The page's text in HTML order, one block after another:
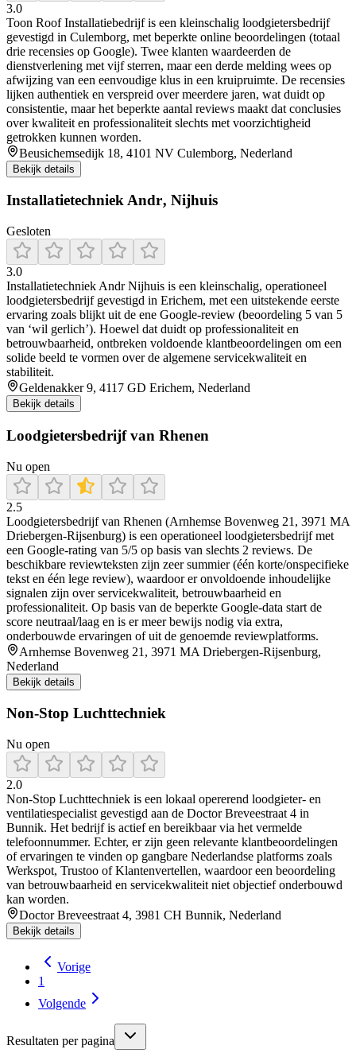
3.0
Toon Roof Installatiebedrijf is een kleinschalig loodgietersbedrijf
gevestigd in Culemborg, met beperkte online beoordelingen (totaal
drie recensies op Google). Twee klanten waardeerden de
dienstverlening met vijf sterren, maar een derde melding wees op
afwijzing van een eenvoudige klus in een kruipruimte. De recensies
lijken authentiek en verspreid over meerdere jaren, wat duidt op
consistentie, maar het beperkte aantal reviews maakt dat conclusies
over kwaliteit en professionaliteit slechts met voorzichtigheid
getrokken kunnen worden.
Beusichemsedijk 18, 4101 NV Culemborg, Nederland
Bekijk details
Installatietechniek Andr‚ Nijhuis
Gesloten
3.0
Installatietechniek Andr Nijhuis is een kleinschalig, operationeel
loodgietersbedrijf gevestigd in Erichem, met een uitstekende eerste
ervaring zoals blijkt uit de ene Google-review (beoordeling 5 van 5
van ‘wil gerlich’). Hoewel dat duidt op professionaliteit en
betrouwbaarheid, ontbreken voldoende klantbeoordelingen om een
solide beeld te vormen over de algemene servicekwaliteit en
stabiliteit.
Geldenakker 9, 4117 GD Erichem, Nederland
Bekijk details
Loodgietersbedrijf van Rhenen
Nu open
2.5
Loodgietersbedrijf van Rhenen (Arnhemse Bovenweg 21, 3971 MA
Driebergen-Rijsenburg) is een operationeel loodgietersbedrijf met
een Google-rating van 5/5 op basis van slechts 2 reviews. De
beschikbare reviewteksten zijn zeer summier (één korte/onspecifieke
tekst en één lege review), waardoor er onvoldoende inhoudelijke
signalen zijn over servicekwaliteit, betrouwbaarheid en
professionaliteit. Op basis van de beperkte Google-data start de
score neutraal/laag en is er meer bewijs nodig via extra,
onderbouwde ervaringen of uit de genoemde reviewplatforms.
Arnhemse Bovenweg 21, 3971 MA Driebergen-Rijsenburg,
Nederland
Bekijk details
Non-Stop Luchttechniek
Nu open
2.0
Non‑Stop Luchttechniek is een lokaal opererend loodgieter- en
ventilatiespecialist gevestigd aan de Doctor Breveestraat 4 in
Bunnik. Het bedrijf is actief en bereikbaar via het vermelde
telefoonnummer. Echter, er zijn geen relevante klantbeoordelingen
of ervaringen te vinden op gangbare Nederlandse platforms zoals
Werkspot, Trustoo of Klantenvertellen, waardoor een beoordeling
van betrouwbaarheid en servicekwaliteit niet objectief onderbouwd
kan worden.
Doctor Breveestraat 4, 3981 CH Bunnik, Nederland
Bekijk details
Vorige
1
Volgende
Resultaten per pagina